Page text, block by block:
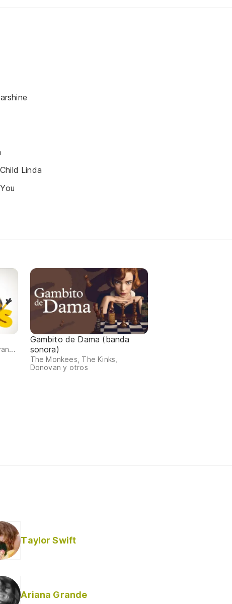
Linda
Gambito de Dama (banda
sonora)
The Monkees, The Kinks,
Donovan y otros
Taylor Swift
Ariana Grande